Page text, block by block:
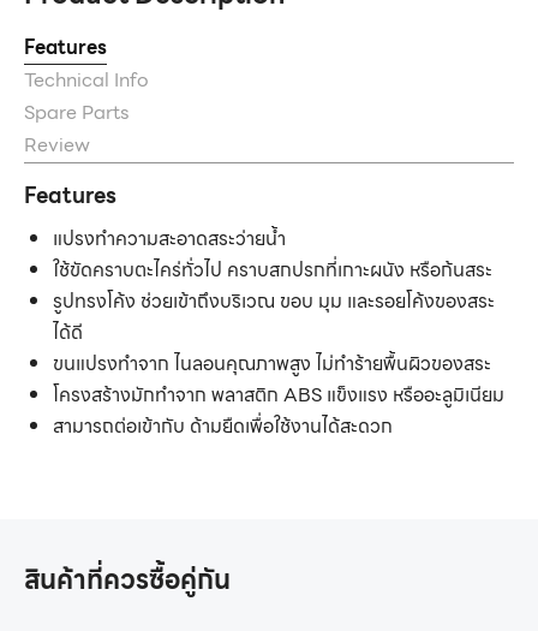
Features
Technical Info
Spare Parts
Review
Features
แปรงทำความสะอาดสระว่ายน้ำ
ใช้ขัดคราบตะไคร่ทั่วไป คราบสกปรกที่เกาะผนัง หรือก้นสระ
รูปทรงโค้ง ช่วยเข้าถึงบริเวณ ขอบ มุม และรอยโค้งของสระ
ได้ดี
ขนแปรงทำจาก ไนลอนคุณภาพสูง ไม่ทำร้ายพื้นผิวของสระ
โครงสร้างมักทำจาก พลาสติก ABS แข็งแรง หรืออะลูมิเนียม
สามารถต่อเข้ากับ ด้ามยืดเพื่อใช้งานได้สะดวก
สินค้าที่ควรซื้อคู่กัน